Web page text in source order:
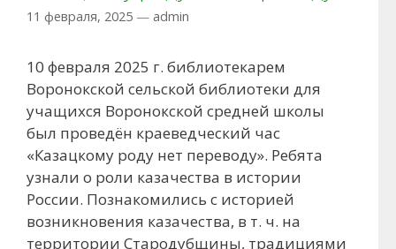
11 февраля, 2025 — admin
10 февраля 2025 г. библиотекарем
Воронокской сельской библиотеки для
учащихся Воронокской средней школы
был проведён краеведческий час
«Казацкому роду нет переводу». Ребята
узнали о роли казачества в истории
России. Познакомились с историей
возникновения казачества, в т. ч. на
территории Стародубщины, традициями